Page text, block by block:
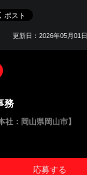
更新日：2026年05月01日
務
社：岡山県岡山市】
応募する